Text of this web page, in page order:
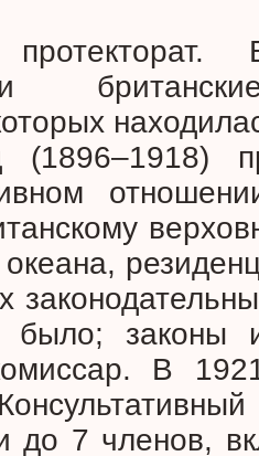
было; законы
В
до 7 членов,